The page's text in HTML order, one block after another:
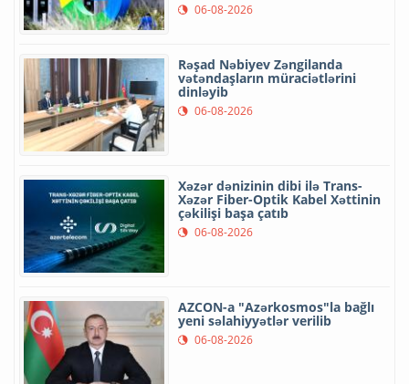
06-08-2026
Rəşad Nəbiyev Zəngilanda
vətəndaşların müraciətlərini
dinləyib
06-08-2026
Xəzər dənizinin dibi ilə Trans-
Xəzər Fiber-Optik Kabel Xəttinin
çəkilişi başa çatıb
06-08-2026
AZCON-a "Azərkosmos"la bağlı
yeni səlahiyyətlər verilib
06-08-2026